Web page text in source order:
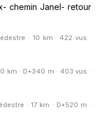
chemin Janel- retour
· 10 km · 422 vus ·
km · D+340 m · 403 vus ·
· 17 km · D+520 m ·